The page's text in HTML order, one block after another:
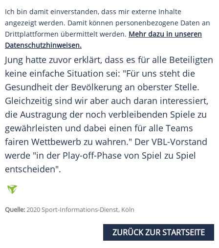
Ich bin damit einverstanden, dass mir externe Inhalte
angezeigt werden. Damit können personenbezogene Daten an
Drittplattformen übermittelt werden. Mehr dazu in unseren
Datenschutzhinweisen.
Jung hatte zuvor erklärt, dass es für alle Beteiligten
keine einfache Situation sei: "Für uns steht die
Gesundheit der Bevölkerung an oberster Stelle.
Gleichzeitig sind wir aber auch daran interessiert,
die Austragung der noch verbleibenden Spiele zu
gewährleisten und dabei einen für alle Teams
fairen Wettbewerb zu wahren." Der VBL-Vorstand
werde "in der Play-off-Phase von Spiel zu Spiel
entscheiden".
Quelle:2020 Sport-Informations-Dienst, Köln
ZURÜCK ZUR STARTSEITE